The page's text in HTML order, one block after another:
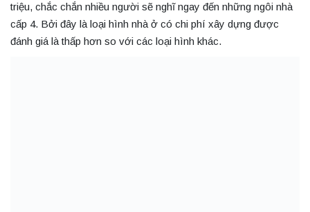
triệu, chắc chắn nhiều người sẽ nghĩ ngay đến những ngôi nhà
cấp 4. Bởi đây là loại hình nhà ở có chi phí xây dựng được
đánh giá là thấp hơn so với các loại hình khác.